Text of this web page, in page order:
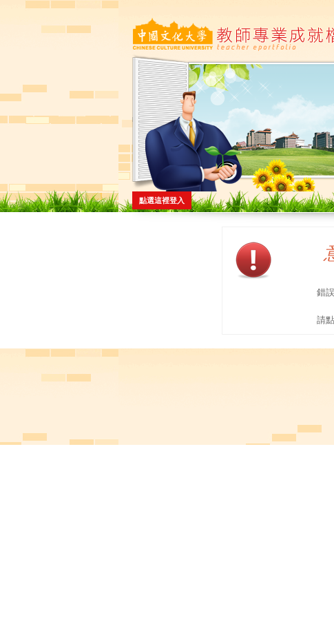
點選這裡登入
錯
請